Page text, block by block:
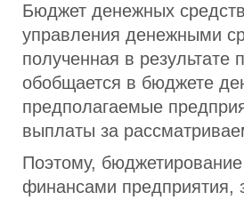
Бюджет денежных
управления денежными
полученная в результате
обобщается в бюджете
предполагаемые
выплаты за
Поэтому,
финансами предприятия,